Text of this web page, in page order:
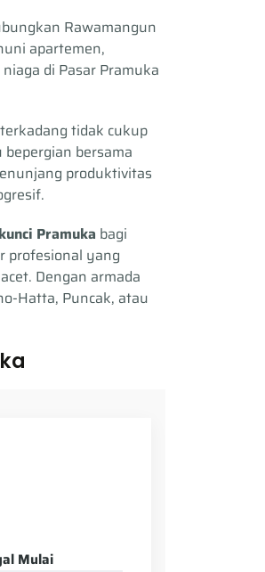
Rawamangun
apartemen,
di Pasar Pramuka
tidak cukup
bersama
produktivitas
Pramuka bagi
profesional yang
Dengan armada
Hatta, Puncak, atau
Mulai